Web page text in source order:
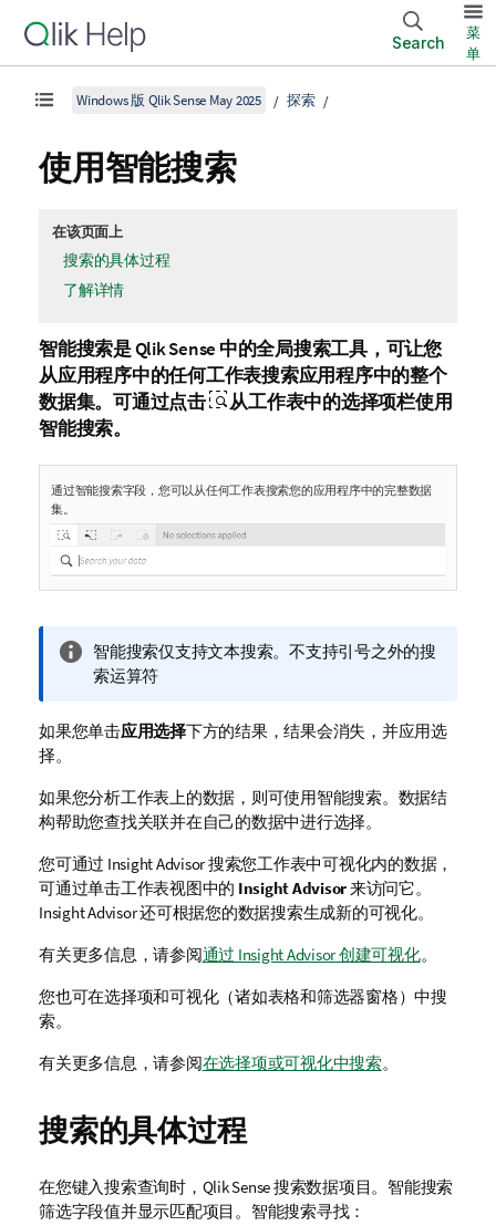
Search
菜
单
Windows 版 Qlik Sense May 2025 探索
使用智能搜索
在该页面上
搜索的具体过程
了解详情
智能搜索是Qlik Sense 中的全局搜索工具，可让您
从应用程序中的任何工作表搜索应用程序中的整个
数据集。可通过点击
从工作表中的选择项栏使用
智能搜索。
通过智能搜索字段，您可以从任何工作表搜索您的应用程序中的完整数据
集。
信
息
释
智能搜索仅支持文本搜索。不支持引号之外的搜
索运算符
如果您单击应用选择下方的结果，结果会消失，并应用选
择。
如果您分析工作表上的数据，则可使用智能搜索。数据结
构帮助您查找关联并在自己的数据中进行选择。
您可通过 Insight Advisor搜索您工作表中可视化内的数据，
可通过单击工作表视图中的 Insight Advisor来访问它。
Insight Advisor还可根据您的数据搜索生成新的可视化。
有关更多信息，请参阅通过 Insight Advisor 创建可视化。
您也可在选择项和可视化（诸如表格和筛选器窗格）中搜
索。
有关更多信息，请参阅在选择项或可视化中搜索。
搜索的具体过程
在您键入搜索查询时， Qlik Sense搜索数据项目。智能搜索
筛选字段值并显示匹配项目。智能搜索寻找：